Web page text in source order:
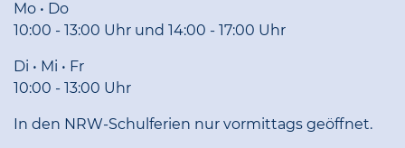
Mo • Do
10:00 - 13:00 Uhr und 14:00 - 17:00 Uhr
Di • Mi • Fr
10:00 - 13:00 Uhr
In den NRW-Schulferien nur vormittags geöffnet.